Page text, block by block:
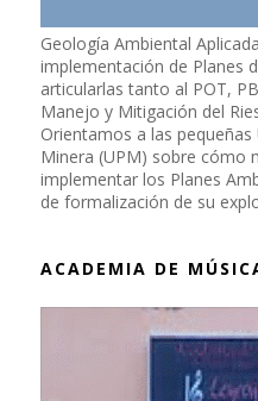
Geología Ambiental
implementación de Planes
articularlas tanto al POT,
Manejo y Mitigación del
Orientamos a las
Minera (UPM) sobre cómo
implementar los Planes
de formalización de su
ACADEMIA DE